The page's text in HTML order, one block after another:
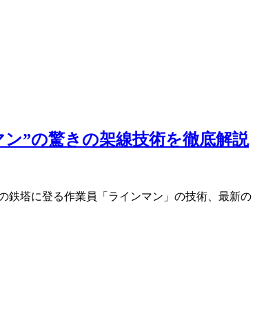
”の驚きの架線技術を徹底解説
塔に登る作業員「ラインマン」の技術、最新